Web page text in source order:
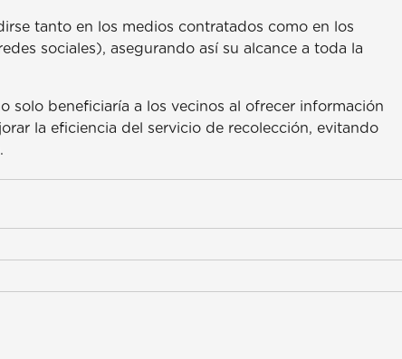
tanto en los medios contratados como en los
sociales), asegurando así su alcance a toda la
solo beneficiaría a los vecinos al ofrecer información
la eficiencia del servicio de recolección, evitando